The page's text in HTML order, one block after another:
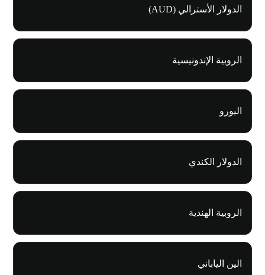
الدولار الأسترالي (AUD)
الروبية الإندونيسية
اليورو
الدولار الكندي
الروبية الهندية
الين الياباني